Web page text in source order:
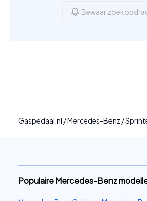
Bewaar
Gaspedaal.nl /Mercedes-Benz /
Populaire Mercedes-Benz